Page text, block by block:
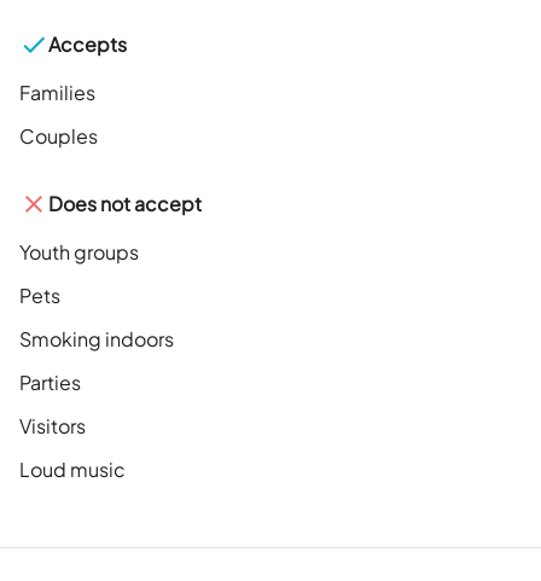
Accepts
Families
Couples
Does not accept
Youth groups
Pets
Smoking indoors
Parties
Visitors
Loud music